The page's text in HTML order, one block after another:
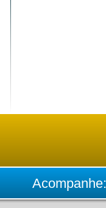
Acompanhe: